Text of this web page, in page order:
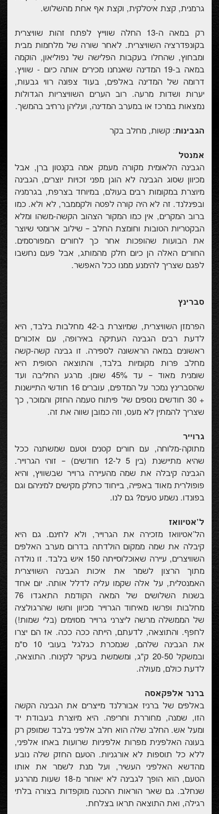
גרמנית, קצת איטלקית, וקצת אף אחת מהשלוש.
רק במאה ה-13 החלה שווייץ לפתח זהות שוויצרית
בקונפדרציה השוויצרית. לאחר שורה של מלחמות מבית
ומבחוץ, שהחלו בעקבות הפלישה של נפוליאון, הוקמה
במאה ב-19 המדינה שאנחנו מכירים אותה כיום - שוויץ.
דרומה של המדינה באלפים, בעוד צפונה רווי גבעות,
יערות ושדות מרעה. רוב הערים השוויצריות הגדולות
נמצאות במרכז או במערב המדינה, ועליהן נרחיב בהמשך.
הגבינות: קשות, מחלב בקר
אמנטל
הגבינה הלאומית מקורה מעמק אמה בקנטון ברן, אבל
מכיוון שסוג הגבינה לא הוגן מפני זכויות יוצרים, הגבינה
מיוצרת במקומות רבים בעולם, במיוחד בצרפת, בגרמניה
ובפינלנד. זה לא היה קורה לפטה ולקממבר, לא ולא. כמו
ברוב המקרים, אין כמו המקור הצהוב הקשה-משהו ומלא
הבקטריות הטובות וחומצת החלב – שילוב ארומטי שיוצר
את הבועות שהופכות אחר כך לחורים המפורסמים.
החורים האלה הן כיום חלק מהמותג, אבל פעם נחשבו
לפגם שצריך להימנע ממנו ככל האפשר.
סברינץ
הפרמזן השוויצרית, שמיוצרת ב-42 מחלבות בלבד, היא
לדעת רבים הגבינה העתיקה באירופה, עם אזכורים
ראשונים במאה הראשונה לספירה. זו גבינה קשה-קשה
מחלב פרות מקומיות בלבד, והתוצאה הסופית היא
שומנית מאוד – עד 45% שומן. מרגע החליבה ועד
שהסברינץ נמכר על המדפים, עוברים 16 חודשי התיישנות
+ 30 חודשים נוספים של פיתוח טעמה החזק והמוכר, כך
שצריך להמתין לא מעט, וזה כמובן שווה את זה.
גרוייר
מתוקה-מלוחה, עם חורים קטנים וטעם שמשתנה ככל
שהיא מתיישנת (בין 5 ל-12 חודשים) – זוהי הגרוייר.
הגבינה קיבלה את שמה מהעיירה גרוייר שבשוויץ, והיא
פופולרית מאוד באפייה, בייחוד כחלק מקישים למיניהם וגם
בפונדו. נשמע טעים? גם לנו.
ל'אטיוואז
הל'אטיוואז מזכירה את הגרוייר, ולא לחינם. גם היא
קיבלה את שמה ממקום הולדתה בדרום מערב האלפים
השוויצרים, עיירה שאוכלוסייתה 150 איש בלבד. זו נולדה
מתוך הרצון לשמר את איכות הגבינה השוויצרית
האמנטלית, על אלה שקמו עליה לדלל אותה. יום אחד
בשנות השלושים של המאה הקודמת התאגדו 76
מחלבות ופרשו מאיחוד הגרוייר מכיוון וחשו שהרגולציה
של הממשלה מרשה ליצרני גרוייר מסוימים (בלי שמות!)
לחפף. והתוצאה, לדעתם, הייתה ככה ככה. אז הם יצרו
את הגבינה שלהם, שנמכרת כגלגל בעובי 10 ס"מ
ובמשקל 20-50 ק"ג, ומשמשת בעיקר לקינוח. התוצאה,
לדעת כולם, מעולה.
ברנר אלפּקאסה
באלפים של ברניז אבורלנד מייצרים את הגבינה הקשה
הזו, שמנה, מחוררת וחריפה. היא מיוצרת בעבודת יד
ומעל אש. החלב שלה הוא חלב אלפיני בלבד שמופק רק
בעונה האלפינית מפרות אלפיניות שרועות באחו אלפיני,
ללא כל תוספות לא אורגניות. הטעם החזק שלה נובע
מהדשא האלפיני העשיר, ועל מנת לשמר את אותו
הטעם, הוא הופך לגבינה לא יאוחר מ-18 שעות מהרגע
שנחלב. גם שאר הוראות ההכנה מוקפדות בצורה בלתי
רגילה, ואת התוצאה תראו בצלחת.